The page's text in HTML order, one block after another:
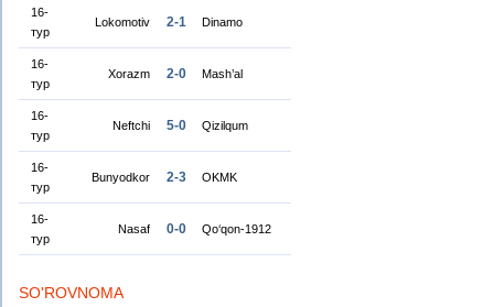
16-
тур
Lokomotiv 2-1 Dinamo
16-
тур
Xorazm 2-0 Mash’al
16-
тур
Neftchi 5-0 Qizilqum
16-
тур
Bunyodkor 2-3 OKMK
16-
тур
Nasaf 0-0 Qo‘qon-1912
SO'ROVNOMA